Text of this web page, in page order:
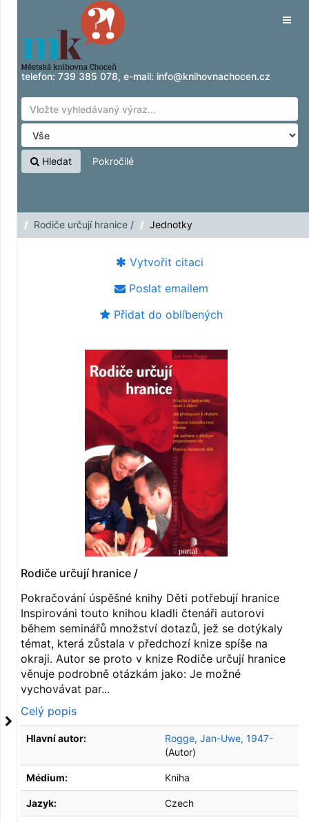
Přeskočit na obsah
telefon: 739 385 078, e-mail: info@knihovnachocen.cz
Hledat Pokročilé
Rodiče určují hranice / Jednotky
Vytvořit citaci
Poslat emailem
Přidat do oblíbených
Rodiče určují hranice /
Pokračování úspěšné knihy Děti potřebují hranice
Inspirováni touto knihou kladli čtenáři autorovi
během seminářů množství dotazů, jež se dotýkaly
témat, která zůstala v předchozí knize spíše na
okraji. Autor se proto v knize Rodiče určují hranice
věnuje podrobně otázkám jako: Je možné
vychovávat par...
Celý popis
Hlavní autor:
Rogge, Jan-Uwe, 1947-
(Autor)
Médium: Kniha
Jazyk: Czech